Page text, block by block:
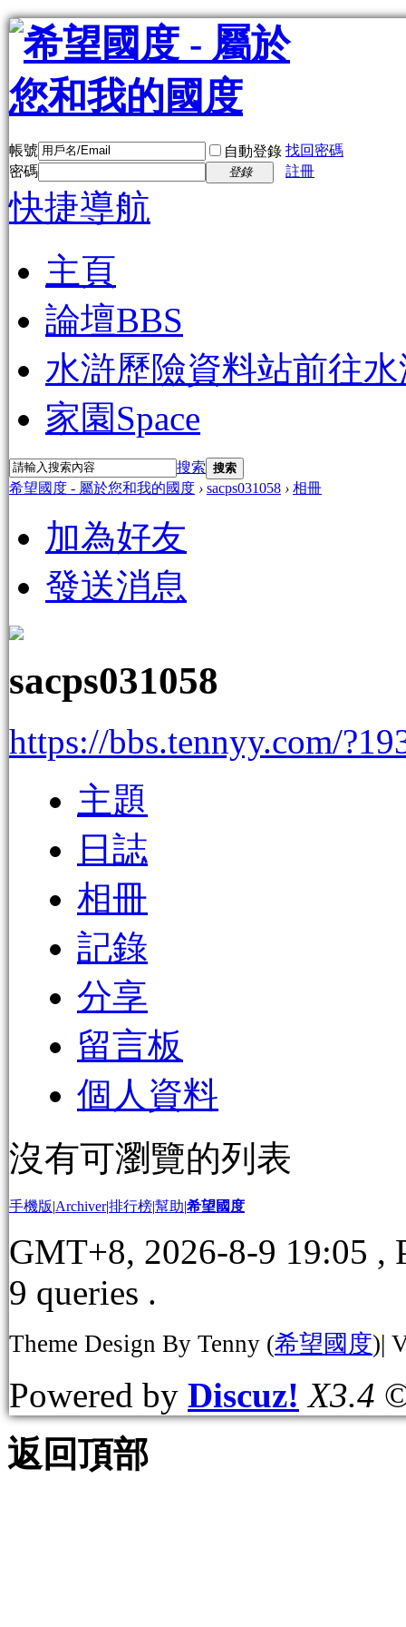
帳號 自動登錄 找回密碼
密碼
登錄 註冊
快捷導航
主頁
論壇BBS
水滸歷險資料站前往
家園Space
搜索 搜索
希望國度 - 屬於您和我的國度 › sacps031058 › 相冊
加為好友
發送消息
sacps031058
https://bbs.tennyy.com/
主題
日誌
相冊
記錄
分享
留言板
個人資料
沒有可瀏覽的列表
手機版|Archiver|排行榜|幫助|希望國度
GMT+8, 2026-8-9 19:05 ,
9 queries .
Theme Design By Tenny (希望國度)|
Powered by Discuz! X3.4
返回頂部